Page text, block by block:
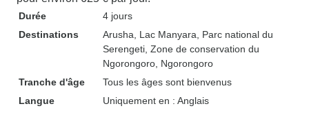
Durée
4 jours
Destinations
Arusha , Lac Manyara , Parc national du
Serengeti , Zone de conservation du
Ngorongoro , Ngorongoro
Tranche d'âge
Tous les âges sont bienvenus
Langue
Uniquement en : Anglais